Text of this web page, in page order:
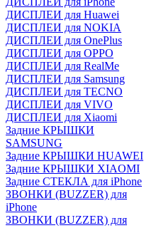
ДИСПЛЕИ для Huawei
ДИСПЛЕИ для NOKIA
ДИСПЛЕИ для OnePlus
ДИСПЛЕИ для OPPO
ДИСПЛЕИ для RealMe
ДИСПЛЕИ для Samsung
ДИСПЛЕИ для TECNO
ДИСПЛЕИ для VIVO
ДИСПЛЕИ для Xiaomi
Задние КРЫШКИ
SAMSUNG
Задние КРЫШКИ HUAWEI
Задние КРЫШКИ XIAOMI
Задние СТЕКЛА для iPhone
ЗВОНКИ (BUZZER) для
iPhone
ЗВОНКИ (BUZZER) для